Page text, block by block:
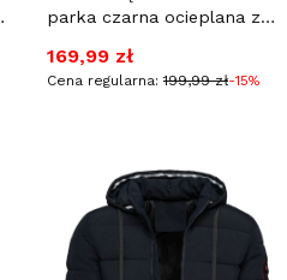
parka czarna ocieplana z
Cena promocyjna
169,99 zł
Cena regularna: 199,99 zł-15%